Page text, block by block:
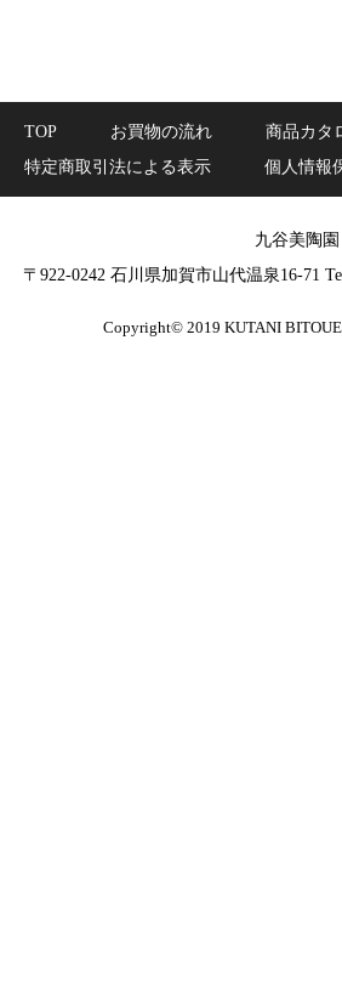
TOP お買物の流れ 商品カタ
特定商取引法による表示
個人情報
九谷美陶園
〒922-0242 石川県加賀市山代温泉16-71
Copyright© 2019 KUTANI